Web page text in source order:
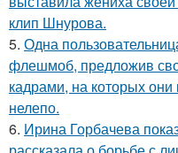
клип Шнурова.
5. Одна
флешмоб, предложив
кадрами, на которых
нелепо.
6. Ирина Горбачева